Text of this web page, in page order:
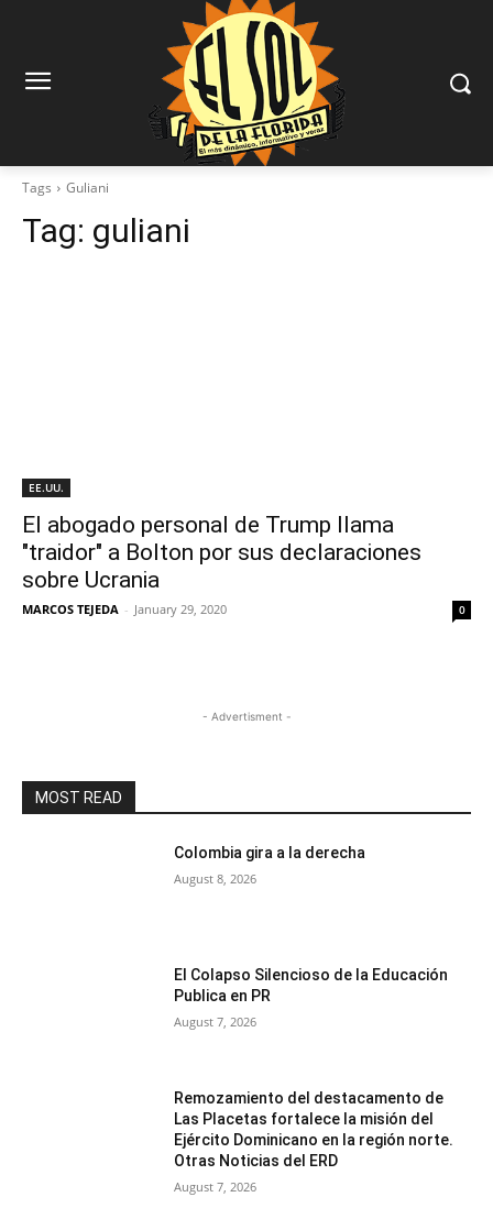
Tags Guliani
Tag: guliani
EE.UU.
El abogado personal de Trump llama
"traidor" a Bolton por sus declaraciones
sobre Ucrania
MARCOS TEJEDA - January 29, 2020 0
- Advertisment -
MOST READ
Colombia gira a la derecha
August 8, 2026
El Colapso Silencioso de la Educación
Publica en PR
August 7, 2026
Remozamiento del destacamento de
Las Placetas fortalece la misión del
Ejército Dominicano en la región norte.
Otras Noticias del ERD
August 7, 2026